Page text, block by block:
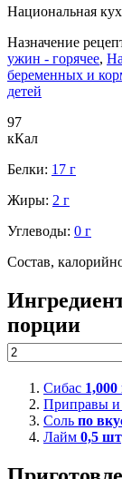
Национальная
Назначение
ужин - горячее,
беременных и
детей
97
кКал
Белки: 17 г
Жиры: 2 г
Углеводы: 0 г
Состав,
порции
Сибас 1,000
Приправы и
Соль по
Лайм 0,5